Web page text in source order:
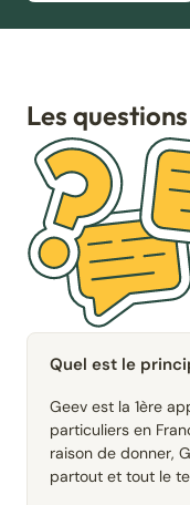
Les
Quel est le
Geev est la 1ère
particuliers en
raison de donner,
partout et tout le